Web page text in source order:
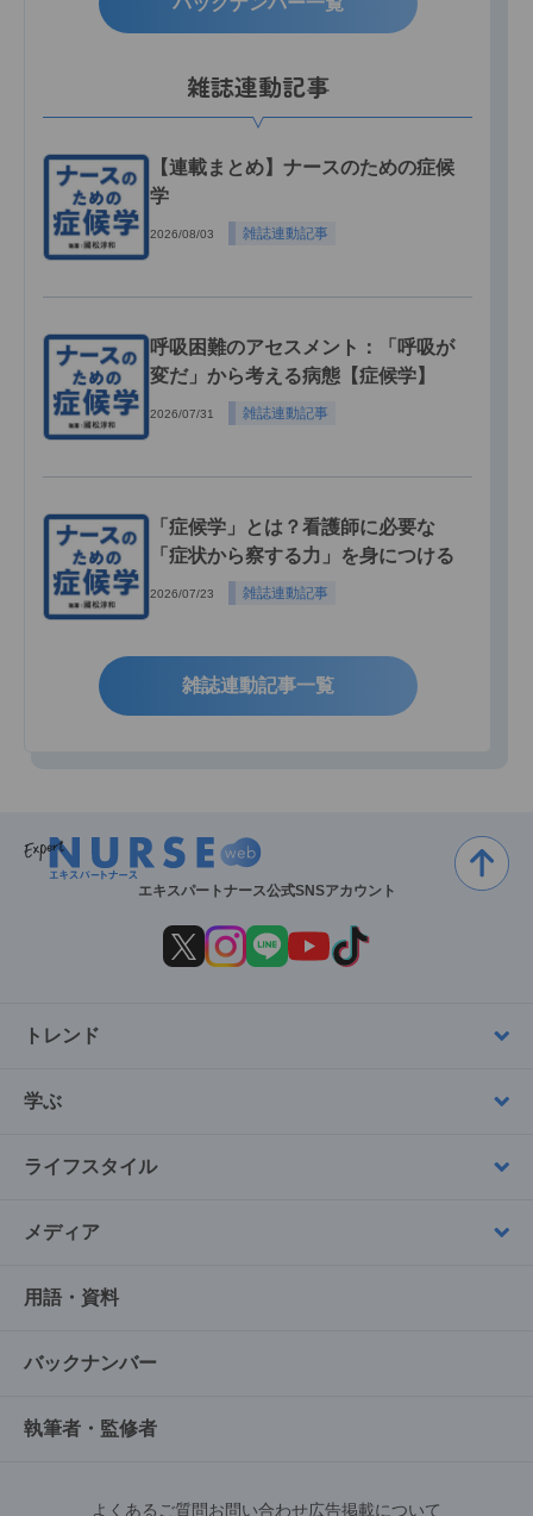
雑誌連動記事
【連載まとめ】ナースのための症候
学
2026/08/03 雑誌連動記事
呼吸困難のアセスメント：「呼吸が
変だ」から考える病態【症候学】
2026/07/31 雑誌連動記事
「症候学」とは？看護師に必要な
「症状から察する力」を身につける
2026/07/23 雑誌連動記事
雑誌連動記事一覧
エキスパートナース公式SNSアカウント
トレンド
学ぶ
ライフスタイル
メディア
用語・資料
バックナンバー
執筆者・監修者
よくあるご質問お問い合わせ広告掲載について